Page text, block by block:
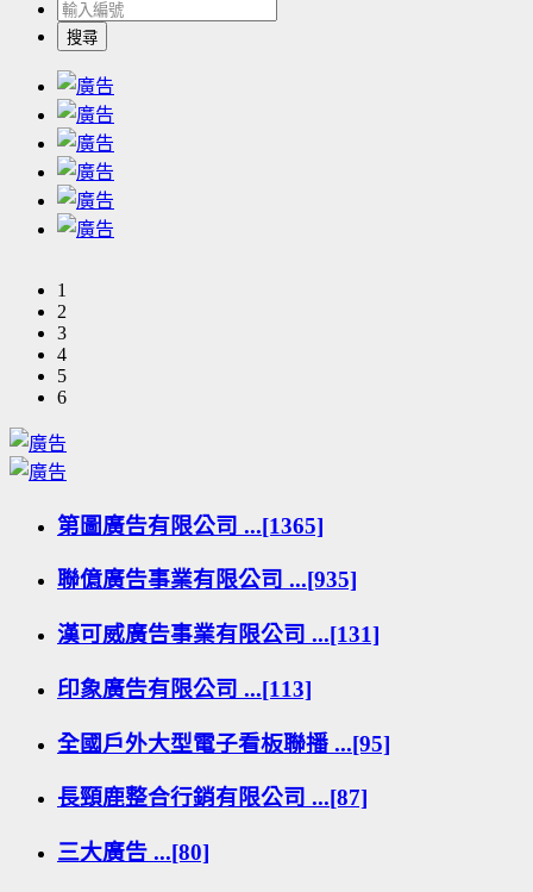
搜尋
1
2
3
4
5
6
第圖廣告有限公司 ...[1365]
聯億廣告事業有限公司 ...[935]
漢可威廣告事業有限公司 ...[131]
印象廣告有限公司 ...[113]
全國戶外大型電子看板聯播 ...[95]
長頸鹿整合行銷有限公司 ...[87]
三大廣告 ...[80]